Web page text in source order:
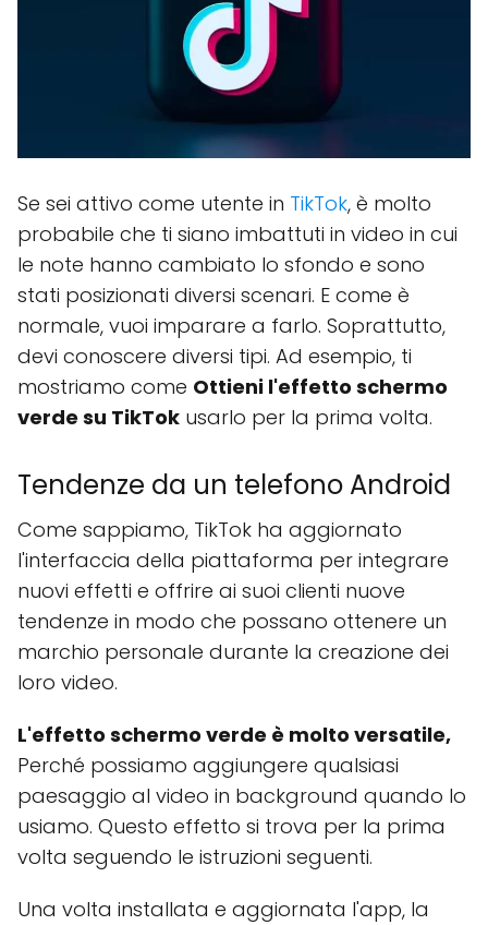
Se sei attivo come utente in TikTok, è molto
probabile che ti siano imbattuti in video in cui
le note hanno cambiato lo sfondo e sono
stati posizionati diversi scenari. E come è
normale, vuoi imparare a farlo. Soprattutto,
devi conoscere diversi tipi. Ad esempio, ti
mostriamo come Ottieni l'effetto schermo
verde su TikTok usarlo per la prima volta.
Tendenze da un telefono Android
Come sappiamo, TikTok ha aggiornato
l'interfaccia della piattaforma per integrare
nuovi effetti e offrire ai suoi clienti nuove
tendenze in modo che possano ottenere un
marchio personale durante la creazione dei
loro video.
L'effetto schermo verde è molto versatile,
Perché possiamo aggiungere qualsiasi
paesaggio al video in background quando lo
usiamo. Questo effetto si trova per la prima
volta seguendo le istruzioni seguenti.
Una volta installata e aggiornata l'app, la